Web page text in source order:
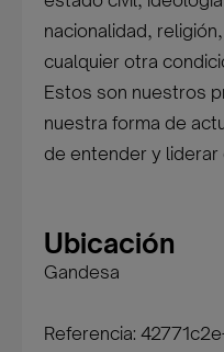
nacionalidad,
cualquier otra
Estos son nuestros
nuestra forma de
de entender y
Ubicación
Gandesa
Referencia: